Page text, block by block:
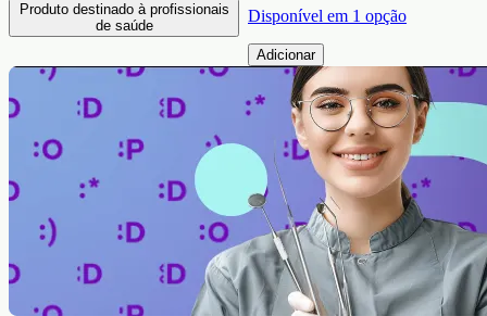
Produto destinado à profissionais
de saúde
Disponível em 1 opção
Adicionar